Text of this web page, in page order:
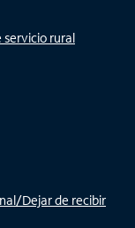
servicio rural
Dejar de recibir